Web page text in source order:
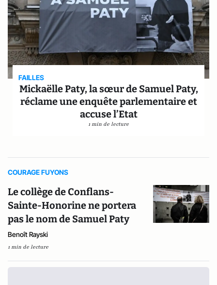
FAILLES
Mickaëlle Paty, la sœur de Samuel Paty,
réclame une enquête parlementaire et
accuse l’Etat
1 min de lecture
COURAGE FUYONS
Le collège de Conflans-
Sainte-Honorine ne portera
pas le nom de Samuel Paty
Benoît Rayski
1 min de lecture